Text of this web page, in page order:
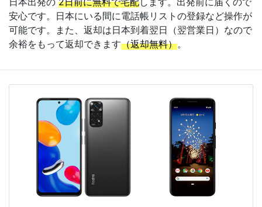
安心です。日本にいる間に電話帳リストの登録など操作が
可能です。また、返却は日本到着翌日（翌営業日）なので
余裕をもって返却できます（返却無料）。